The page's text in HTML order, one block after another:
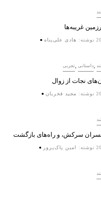
غریبه‌ها
نوشته: هادی علی‌پناه
تجربی, داستانی,
نجات از زوال
نوشته: مجید فخریان
پسران سرکش، و راه‌های بازگشت
نوشته: امین پاک‌پرور